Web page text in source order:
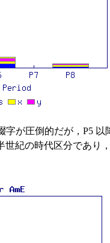
が圧倒的だが，P5
世紀の時代区分であり